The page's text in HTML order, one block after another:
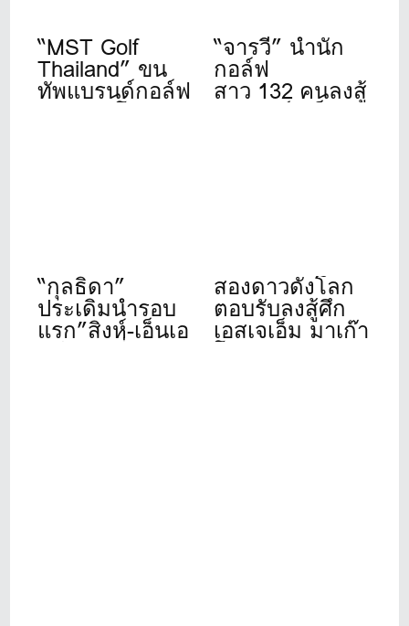
“MST Golf
Thailand” ขน
ทัพแบรนด์กอล์ฟ
ดังระดับโลก
“จารวี” นำนัก
กอล์ฟ
สาว 132 คนลงสู้
ศึก”สิงห์- เอ็นเอ
“กุลธิดา”
ประเดิมนำรอบ
แรก”สิงห์-เอ็นเอ
สดีเอฟ”ที่เดอะ
สองดาวดังโลก
ตอบรับลงสู้ศึก
เอสเจเอ็ม มาเก๊า
โอเพ่น 2026